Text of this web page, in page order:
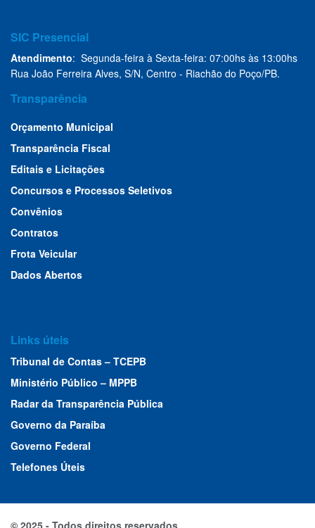
SIC Presencial
Atendimento: Segunda-feira à Sexta-feira: 07:00hs às 13:00hs
Rua João Ferreira Alves, S/N, Centro - Riachão do Poço/PB.
Transparência
Orçamento Municipal
Transparência Fiscal
Editais e Licitações
Concursos e Processos Seletivos
Convênios
Contratos
Frota Veicular
Dados Abertos
Links úteis
Tribunal de Contas – TCEPB
Ministério Público – MPPB
Radar da Transparência Pública
Governo da Paraíba
Governo Federal
Telefones Úteis